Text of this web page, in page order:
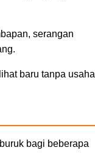
serangan
baru tanpa usaha
bagi beberapa